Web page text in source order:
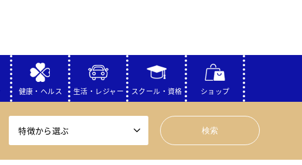
健康・ヘルス 生活・レジャー スクール・資格 ショップ
特徴から選ぶ